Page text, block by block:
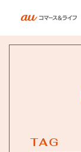
サービス紹介
TAG